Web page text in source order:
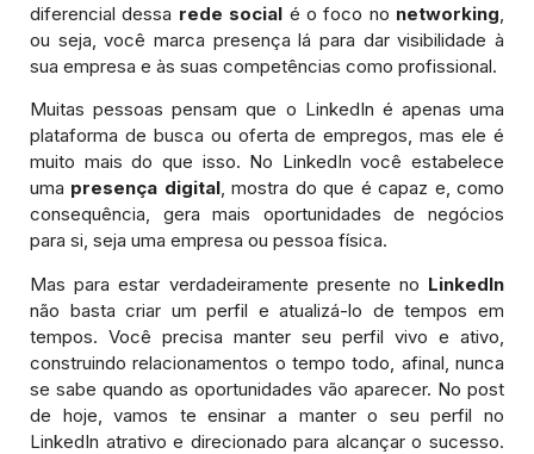
diferencial dessa rede social é o foco no networking
ou seja, você marca presença lá para dar visibilidade à
sua empresa e às suas competências como profissional.
Muitas pessoas pensam que o LinkedIn é apenas uma
plataforma de busca ou oferta de empregos, mas ele é
muito mais do que isso. No LinkedIn você estabelece
uma presença digital, mostra do que é capaz e, como
consequência, gera mais oportunidades de negócios
para si, seja uma empresa ou pessoa física.
Mas para estar verdadeiramente presente no LinkedIn
não basta criar um perfil e atualizá-lo de tempos em
tempos. Você precisa manter seu perfil vivo e ativo,
construindo relacionamentos o tempo todo, afinal, nunca
se sabe quando as oportunidades vão aparecer. No post
de hoje, vamos te ensinar a manter o seu perfil no
LinkedIn atrativo e direcionado para alcançar o sucesso.